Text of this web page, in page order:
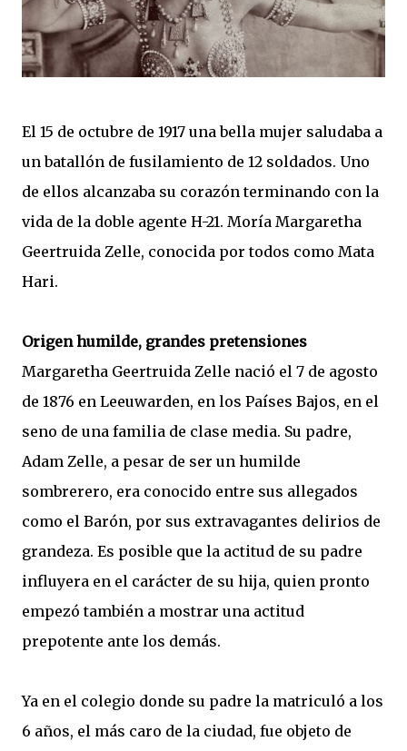
El 15 de octubre de 1917 una bella mujer saludaba a
un batallón de fusilamiento de 12 soldados. Uno
de ellos alcanzaba su corazón terminando con la
vida de la doble agente H-21. Moría Margaretha
Geertruida Zelle, conocida por todos como Mata
Hari.
Origen humilde, grandes pretensiones
Margaretha Geertruida Zelle nació el 7 de agosto
de 1876 en Leeuwarden, en los Países Bajos, en el
seno de una familia de clase media. Su padre,
Adam Zelle, a pesar de ser un humilde
sombrerero, era conocido entre sus allegados
como el Barón, por sus extravagantes delirios de
grandeza. Es posible que la actitud de su padre
influyera en el carácter de su hija, quien pronto
empezó también a mostrar una actitud
prepotente ante los demás.
Ya en el colegio donde su padre la matriculó a los
6 años, el más caro de la ciudad, fue objeto de